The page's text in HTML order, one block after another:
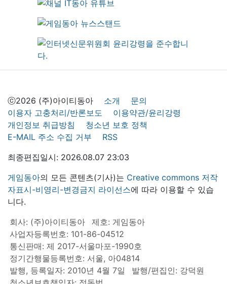
ⓒ2026 (주)아이티동아 소개
문의
이용자 고충처리/반론보도
이용약관/윤리강령
개인정보 취급방침
청소년 보호 정책
E-MAIL 주소 수집 거부
RSS
최종편집일시: 2026.08.07 23:03
게임동아의 모든 콘텐츠(기사)는 Creative commons 저작
자표시-비영리-변경금지 라이선스에 따라 이용할 수 있습
니다.
회사: (주)아이티동아
제호: 게임동아
사업자등록번호: 101-86-04512
통신판매: 제 2017-서울마포-1990호
정기간행물등록번호: 서울, 아04814
발행, 등록일자: 2010년 4월 7일
발행/편집인: 강덕원